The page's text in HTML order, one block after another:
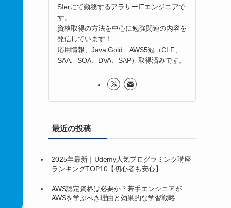
SIerにて勤務するアラサーITエンジニアで
す。
資格取得の方法を中心に勉強関連の内容を
発信しています！
応用情報、Java Gold、AWS5冠（CLF、
SAA、SOA、DVA、SAP）取得済みです。
最近の投稿
2025年最新｜Udemy人気プログラミング講座
ランキングTOP10【初心者も安心】
AWS認定資格は必要か？若手エンジニアが
AWSを学ぶべき理由と効果的な学習戦略